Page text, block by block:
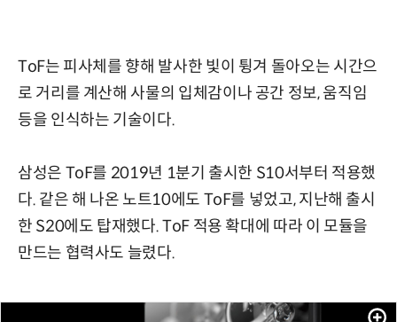
ToF는 피사체를 향해 발사한 빛이 튕겨 돌아오는 시간으
로 거리를 계산해 사물의 입체감이나 공간 정보, 움직임
등을 인식하는 기술이다.
삼성은 ToF를 2019년 1분기 출시한 S10서부터 적용했
다. 같은 해 나온 노트10에도 ToF를 넣었고, 지난해 출시
한 S20에도 탑재했다. ToF 적용 확대에 따라 이 모듈을
만드는 협력사도 늘렸다.